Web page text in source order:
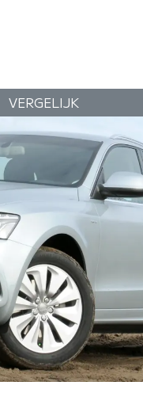
VERGELIJK